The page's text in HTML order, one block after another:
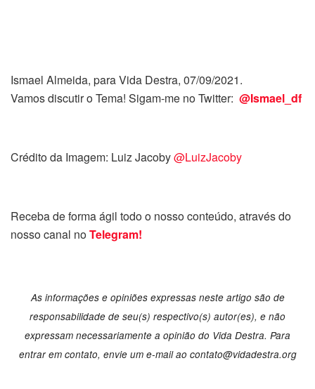
Ismael Almeida, para Vida Destra, 07/09/2021.
Vamos discutir o Tema! Sigam-me no Twitter: @Ismael_df
Crédito da Imagem: Luiz Jacoby@LuizJacoby
Receba de forma ágil todo o nosso conteúdo, através do
nosso canal noTelegram!
As informações e opiniões expressas neste artigo são de
responsabilidade de seu(s) respectivo(s) autor(es), e não
expressam necessariamente a opinião do Vida Destra. Para
entrar em contato, envie um e-mail ao contato@vidadestra.org